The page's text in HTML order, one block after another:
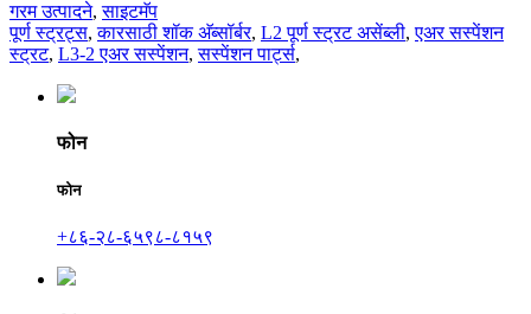
गरम उत्पादने,साइटमॅप
पूर्ण स्ट्रट्स,कारसाठी शॉक अ‍ॅब्सॉर्बर, L2 पूर्ण स्ट्रट असेंब्ली,एअर सस्पेंशन
स्ट्रट, L3-2 एअर सस्पेंशन,सस्पेंशन पार्ट्स,
फोन
फोन
+८६-२८-६५९८-८१५९